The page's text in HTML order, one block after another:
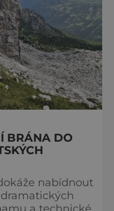
BRÁNA DO
nabídnout